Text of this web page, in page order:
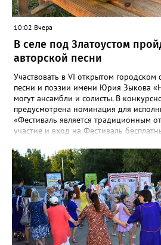
10:02 Вчера
В селе под Златоустом
авторской песни
Участвовать в VI открытом городском
песни и поэзии имени Юрия Зыкова
могут ансамбли и солисты. В
предусмотрена номинация для
«Фестиваль является традиционным
участие и вход на Фестиваль
горожан приглашают с 8 по 9 августа
берегу реки Ай. Добраться туда
до Веселовки – он отправится в 6:35,
автовокзала. Кроме того, от
будут курсировать маршрутные
10:00, 11:00, 12:00, обратные рейсы в